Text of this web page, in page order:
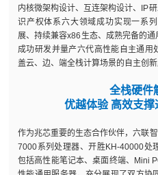
内核微架构设计、互连架构设计、IP
识产权体系六大领域成功实现一系
展、持续兼容x86生态、成熟完备的
成功研发并量产六代高性能自主通用
盖云、边、端全栈计算场景的自主创新
全栈硬件
优越体验 高效支
作为兆芯重要的生态合作伙伴，六联
7000系列处理器、开胜KH-40000处
包括高性能笔记本、桌面终端、Mini